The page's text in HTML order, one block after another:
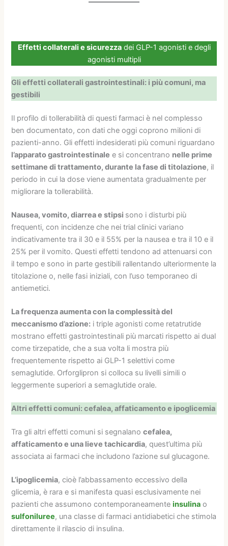
Effetti collaterali e sicurezzadei GLP-1 agonisti e degli
agonisti multipli
Gli effetti collaterali gastrointestinali: i più comuni, ma
gestibili
Il profilo di tollerabilità di questi farmaci è nel complesso
ben documentato, con dati che oggi coprono milioni di
pazienti-anno. Gli effetti indesiderati più comuni riguardano
l’apparato gastrointestinale e si concentrano nelle prime
settimane di trattamento, durante la fase di titolazione, il
periodo in cui la dose viene aumentata gradualmente per
migliorare la tollerabilità.
Nausea, vomito, diarrea e stipsi sono i disturbi più
frequenti, con incidenze che nei trial clinici variano
indicativamente tra il 30 e il 55% per la nausea e tra il 10 e il
25% per il vomito. Questi effetti tendono ad attenuarsi con
il tempo e sono in parte gestibili rallentando ulteriormente la
titolazione o, nelle fasi iniziali, con l’uso temporaneo di
antiemetici.
La frequenza aumenta con la complessità del
meccanismo d’azione: i triple agonisti come retatrutide
mostrano effetti gastrointestinali più marcati rispetto ai dual
come tirzepatide, che a sua volta li mostra più
frequentemente rispetto ai GLP-1 selettivi come
semaglutide. Orforglipron si colloca su livelli simili o
leggermente superiori a semaglutide orale.
Altri effetti comuni: cefalea, affaticamento e ipoglicemia
Tra gli altri effetti comuni si segnalanocefalea,
affaticamento e una lieve tachicardia, quest’ultima più
associata ai farmaci che includono l’azione sul glucagone.
L’ipoglicemia, cioè l’abbassamento eccessivo della
glicemia, è rara e si manifesta quasi esclusivamente nei
pazienti che assumono contemporaneamenteinsulina o
sulfoniluree, una classe di farmaci antidiabetici che stimola
direttamente il rilascio di insulina.